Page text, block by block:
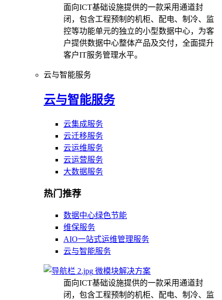
面向ICT基础设施提供的一款采用通道封
闭，包含工程预制的机柜、配电、制冷、监
控等功能单元的独立的小型数据中心，为客
户提供数据中心整体产品及交付，全面提升
客户IT服务管理水平。
云与智能服务
云与智能服务
云集成服务
云迁移服务
云运维服务
云运营服务
大数据服务
热门推荐
数据中心绿色节能
维保服务
AIO一站式运维管理服务
云与智能服务
微模块解决方案
面向ICT基础设施提供的一款采用通道封
闭，包含工程预制的机柜、配电、制冷、监